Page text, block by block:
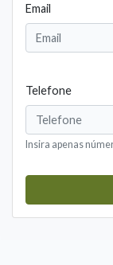
Email
Telefone
Insira apenas